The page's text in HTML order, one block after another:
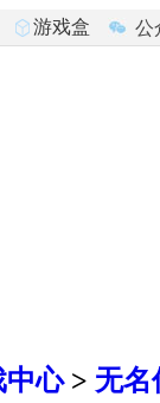
游戏盒
公
中心> 无名